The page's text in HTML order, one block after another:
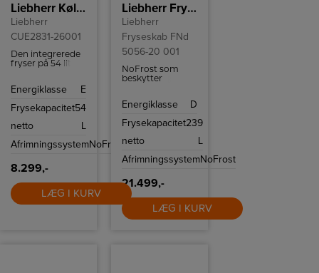
Liebherr Køle-/fryseskab CUe 2831-26 001
Liebherr
CUE2831-26001
Den integrerede
fryser på 54 liter
mad, og
teknologien
aldrig behøver at
afrimning.
Energiklasse
E
Frysekapacitet
netto
54
L
AfrimningssystemNoFrost
8.299,-
LÆG I KURV
Liebherr Fryseskab FNd 5056-20 001
Liebherr
Fryseskab FNd
5056-20 001
NoFrost som
beskytter
tilisning, så du
afrimning.
Energiklasse
D
Frysekapacitet
netto
239
L
AfrimningssystemNoFrost
21.499,-
LÆG I KURV